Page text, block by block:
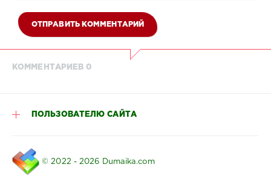
ОТПРАВИТЬ КОММЕНТАРИЙ
КОММЕНТАРИЕВ 0
ПОЛЬЗОВАТЕЛЮ САЙТА
© 2022 - 2026 Dumaika.com